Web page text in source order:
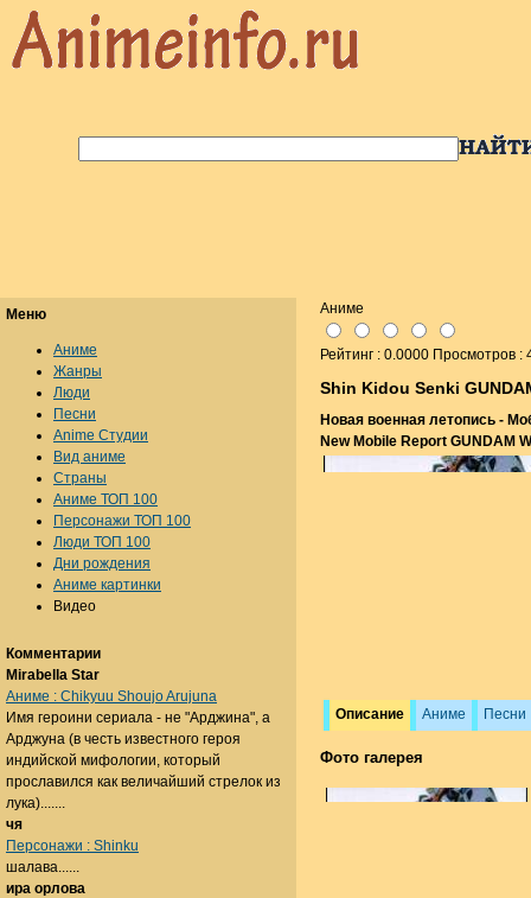
Аниме
Рейтинг : 0.0000 Просмотров :
Shin Kidou Senki
Новая военная летопись -
New Mobile Report GUNDAM W
Описание Аниме Песни
Фото галерея
Меню
Аниме
Жанры
Люди
Песни
Anime Студии
Вид аниме
Страны
Аниме ТОП 100
Персонажи ТОП 100
Люди ТОП 100
Дни рождения
Аниме картинки
Видео
Комментарии
Mirabella Star
Аниме : Chikyuu Shoujo Arujuna
Имя героини сериала - не "Арджина", а
Арджуна (в честь известного героя
индийской мифологии, который
прославился как величайший стрелок из
лука).......
чя
Персонажи : Shinku
шалава......
ира орлова